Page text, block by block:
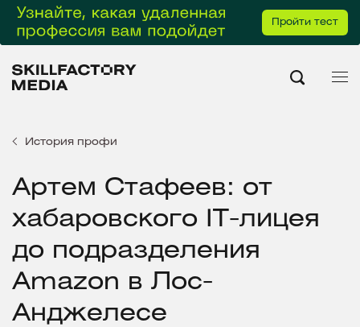
Пройти тест
История профи
Артем Стафеев: от
хабаровского IT-лицея
до подразделения
Amazon в Лос-
Анджелесе